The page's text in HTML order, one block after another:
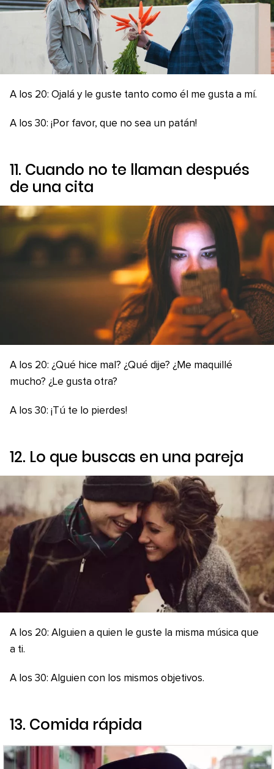
A los 20: Ojalá y le guste tanto como él me gusta a mí.
A los 30: ¡Por favor, que no sea un patán!
11. Cuando no te llaman después
de una cita
A los 20: ¿Qué hice mal? ¿Qué dije? ¿Me maquillé
mucho? ¿Le gusta otra?
A los 30: ¡Tú te lo pierdes!
12. Lo que buscas en una pareja
A los 20: Alguien a quien le guste la misma música que
a ti.
A los 30: Alguien con los mismos objetivos.
13. Comida rápida